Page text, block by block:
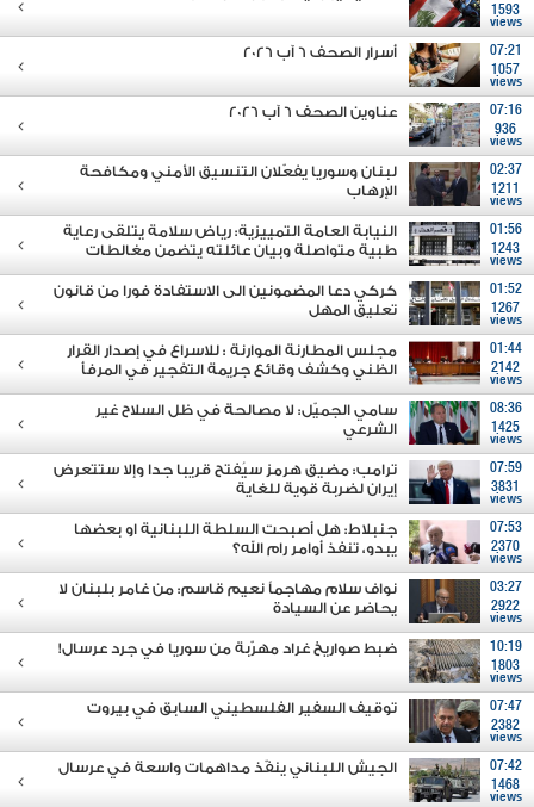
1593
views
07:21
1057
views
أسرار الصحف 6 آب 2026
07:16
936
views
عناوين الصحف 6 آب 2026
02:37
1211
views
لبنان وسوريا يفعّلان التنسيق الأمني ومكافحة
الإرهاب
01:56
1243
views
النيابة العامة التمييزية: رياض سلامة يتلقى رعاية
طبية متواصلة وبيان عائلته يتضمن مغالطات
01:52
1267
views
كركي دعا المضمونين الى الاستفادة فورا من قانون
تعليق المهل
01:44
2142
views
مجلس المطارنة الموارنة : للاسراع في إصدار القرار
الظني وكشف وقائع جريمة التفجير في المرفأ
08:36
1425
views
سامي الجميّل: لا مصالحة في ظل السلاح غير
الشرعي
07:59
3831
views
ترامب: مضيق هرمز سيُفتح قريبا جدا وإلا ستتعرض
إيران لضربة قوية للغاية
07:53
2370
views
جنبلاط: هل أصبحت السلطة اللبنانية او بعضها
يبدو، تنفذ أوامر رام الله؟
03:27
2922
views
نواف سلام مهاجماً نعيم قاسم: من غامر بلبنان لا
يحاضر عن السيادة
10:19
1803
views
ضبط صواريخ غراد مهرّبة من سوريا في جرد عرسال!
07:47
2382
views
توقيف السفير الفلسطيني السابق في بيروت
07:42
1468
views
الجيش اللبناني ينفّذ مداهمات واسعة في عرسال